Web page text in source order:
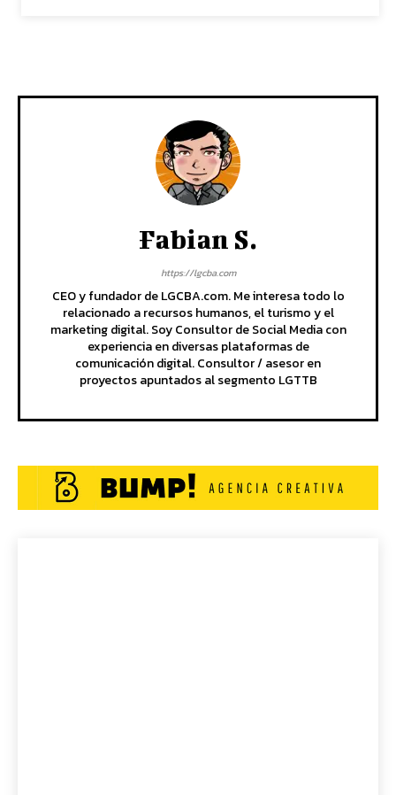
Fabian S.
https://lgcba.com
CEO y fundador de LGCBA.com. Me interesa todo lo
relacionado a recursos humanos, el turismo y el
marketing digital. Soy Consultor de Social Media con
experiencia en diversas plataformas de
comunicación digital. Consultor / asesor en
proyectos apuntados al segmento LGTTB